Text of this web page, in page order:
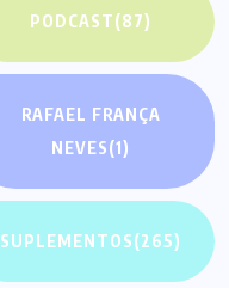
PODCAST(87)
RAFAEL FRANÇA
NEVES(1)
SUPLEMENTOS(265)